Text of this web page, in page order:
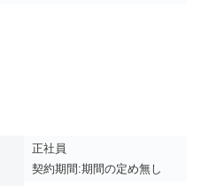
正社員
契約期間:期間の定め無し